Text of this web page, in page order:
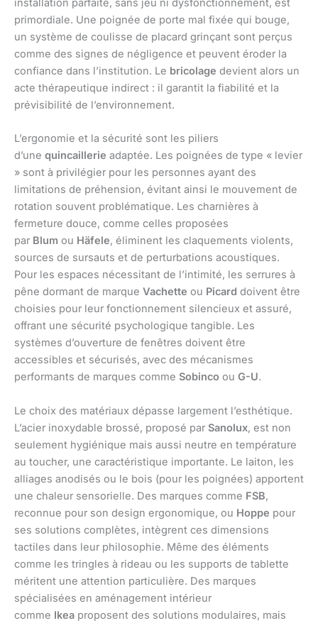
installation parfaite, sans jeu ni dysfonctionnement, est
primordiale. Une poignée de porte mal fixée qui bouge,
un système de coulisse de placard grinçant sont perçus
comme des signes de négligence et peuvent éroder la
confiance dans l’institution. Le bricolage devient alors un
acte thérapeutique indirect : il garantit la fiabilité et la
prévisibilité de l’environnement.
L’ergonomie et la sécurité sont les piliers
d’une quincaillerie adaptée. Les poignées de type « levier
» sont à privilégier pour les personnes ayant des
limitations de préhension, évitant ainsi le mouvement de
rotation souvent problématique. Les charnières à
fermeture douce, comme celles proposées
par Blum ou Häfele, éliminent les claquements violents,
sources de sursauts et de perturbations acoustiques.
Pour les espaces nécessitant de l’intimité, les serrures à
pêne dormant de marque Vachette ou Picard doivent être
choisies pour leur fonctionnement silencieux et assuré,
offrant une sécurité psychologique tangible. Les
systèmes d’ouverture de fenêtres doivent être
accessibles et sécurisés, avec des mécanismes
performants de marques comme Sobinco ou G-U.
Le choix des matériaux dépasse largement l’esthétique.
L’acier inoxydable brossé, proposé par Sanolux, est non
seulement hygiénique mais aussi neutre en température
au toucher, une caractéristique importante. Le laiton, les
alliages anodisés ou le bois (pour les poignées) apportent
une chaleur sensorielle. Des marques comme FSB,
reconnue pour son design ergonomique, ou Hoppe pour
ses solutions complètes, intègrent ces dimensions
tactiles dans leur philosophie. Même des éléments
comme les tringles à rideau ou les supports de tablette
méritent une attention particulière. Des marques
spécialisées en aménagement intérieur
comme Ikea proposent des solutions modulaires, mais